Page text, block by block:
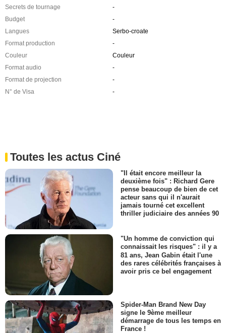
Secrets de tournage
-
Budget
-
Langues
Serbo-croate
Format production
-
Couleur
Couleur
Format audio
-
Format de projection
-
N° de Visa
-
Toutes les actus Ciné
"Il était encore meilleur la
deuxième fois" : Richard Gere
pense beaucoup de bien de cet
acteur sans qui il n'aurait
jamais tourné cet excellent
thriller judiciaire des années 90
"Un homme de conviction qui
connaissait les risques" : il y a
81 ans, Jean Gabin était l'une
des rares célébrités françaises à
avoir pris ce bel engagement
Spider-Man Brand New Day
signe le 9ème meilleur
démarrage de tous les temps en
France !